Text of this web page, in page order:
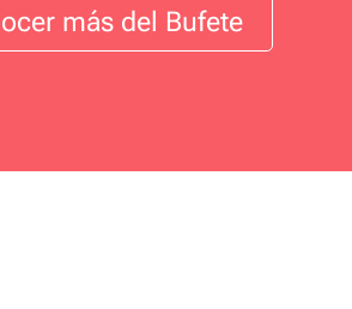
más del Bufete